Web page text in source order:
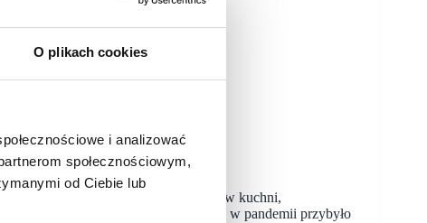
O plikach cookies
i analizować
społecznościowym,
od Ciebie lub
ekologia to też ekonomia
technologia, delivery, automatyzacja w kuchni,
i dotarcie do nich. Według danych, w pandemii przybyło